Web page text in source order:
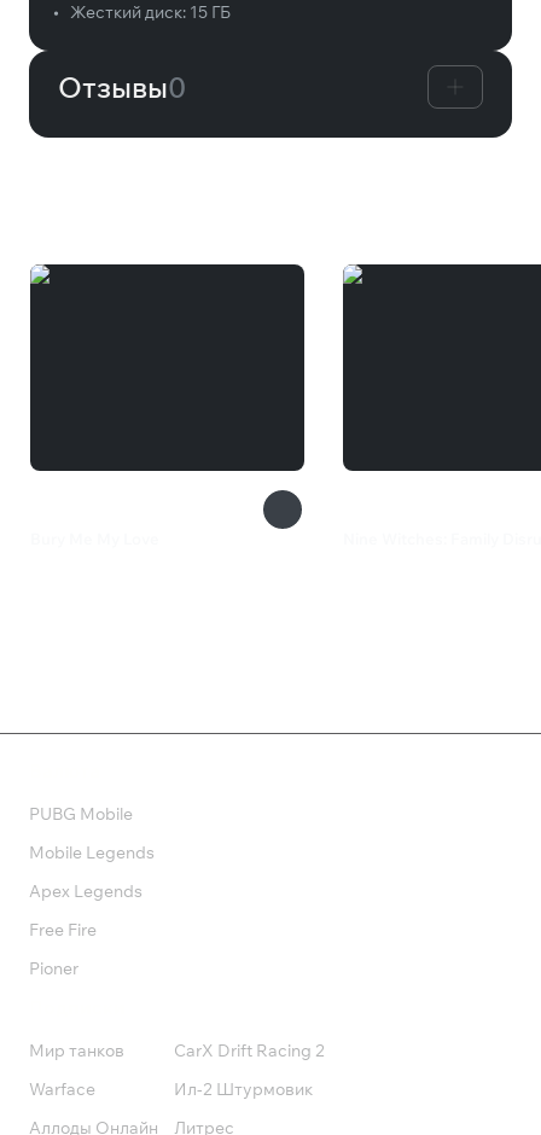
•
Жесткий диск: 15 ГБ
Отзывы0
PUBG Mobile
Mobile Legends
Apex Legends
Free Fire
Pioner
Мир танков
Warface
Аллоды Онлайн
CarX Drift Racing 2
Ил-2 Штурмовик
Литрес